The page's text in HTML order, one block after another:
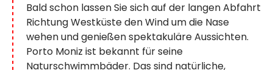
Bald schon lassen Sie sich auf der langen Abfahrt
Richtung Westküste den Wind um die Nase
wehen und genießen spektakuläre Aussichten.
Porto Moniz ist bekannt für seine
Naturschwimmbäder. Das sind natürliche,